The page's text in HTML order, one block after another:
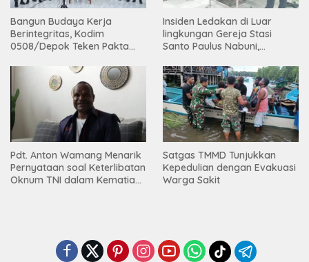
Bangun Budaya Kerja
Berintegritas, Kodim
0508/Depok Teken Pakta
Insiden Ledakan di Luar
lingkungan Gereja Stasi
Santo Paulus Nabuni,
Pdt. Anton Wamang Menarik
Pernyataan soal Keterlibatan
Oknum TNI dalam Kematian
Satgas TMMD Tunjukkan
Kepedulian dengan Evakuasi
Warga Sakit